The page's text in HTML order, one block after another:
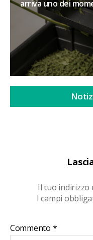
Il tuo indirizzo
I campi
Commento *
arriva uno dei